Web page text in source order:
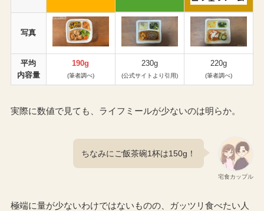
写真
平均
内容量
190g
(筆者調べ)
230g
(公式サイトより引用)
220g
(筆者調べ)
実際に数値で見ても、ライフミールが少ないのは明らか。
宅食カップル
ちなみにご飯茶碗1杯は150g！
極端に量が少ないわけではないものの、ガッツリ食べたい人